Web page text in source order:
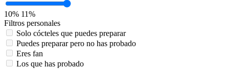
10% 11%
Filtros personales
Solo cócteles que puedes preparar
Puedes preparar pero no has probado
Eres fan
Los que has probado